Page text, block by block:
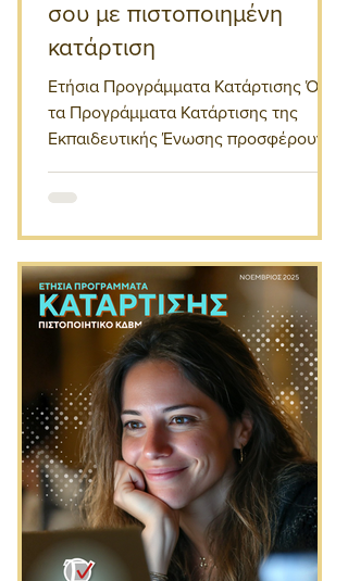
σου με πιστοποιημένη
κατάρτιση
Ετήσια Προγράμματα Κατάρτισης Όλα
τα Προγράμματα Κατάρτισης της
Εκπαιδευτικής Ένωσης προσφέρουν:
ΚΔΒΜ Ζωντανά μαθήματα εξ
παρακολούθησης στον δικό σας
ελεύθερο χρόνο Πλούσιο
εκπαιδευτικό υλικό και καθοδήγηση
από έμπειρους εκπαιδευτές.
Ξεκινήστε κι εσείς τη νέα σας
συνήθεια τώρα!